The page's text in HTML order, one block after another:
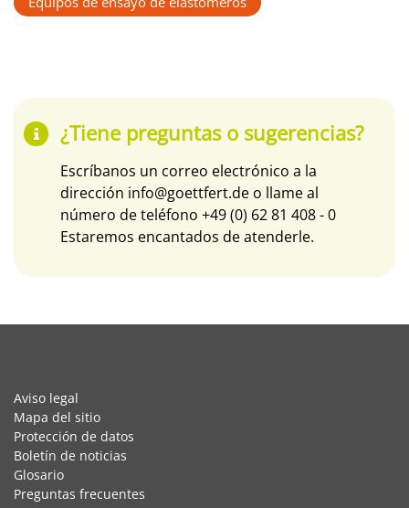
¿Tiene preguntas o sugerencias?
Escríbanos un correo electrónico a la
dirección info@goettfert.de o llame al
número de teléfono +49 (0) 62 81 408 - 0
Estaremos encantados de atenderle.
Aviso legal
Mapa del sitio
Protección de datos
Boletín de noticias
Glosario
Preguntas frecuentes